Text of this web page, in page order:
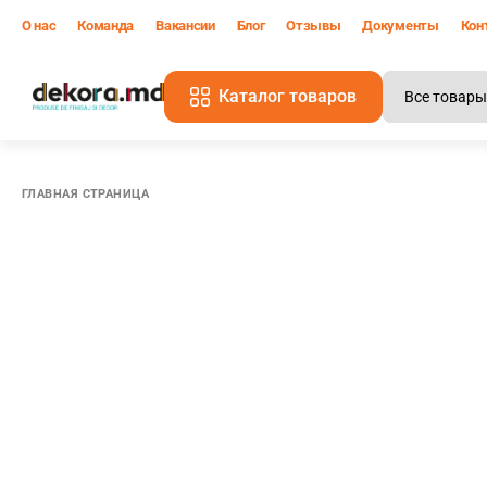
О нас Команда Вакансии Блог Отзывы Документы
Каталог товаров
ГЛАВНАЯ СТРАНИЦА